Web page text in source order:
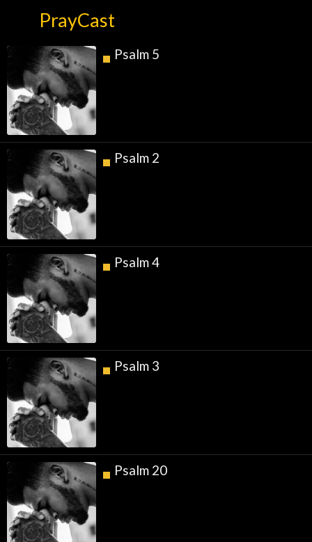
PrayCast
Psalm 5
Psalm 2
Psalm 4
Psalm 3
Psalm 20